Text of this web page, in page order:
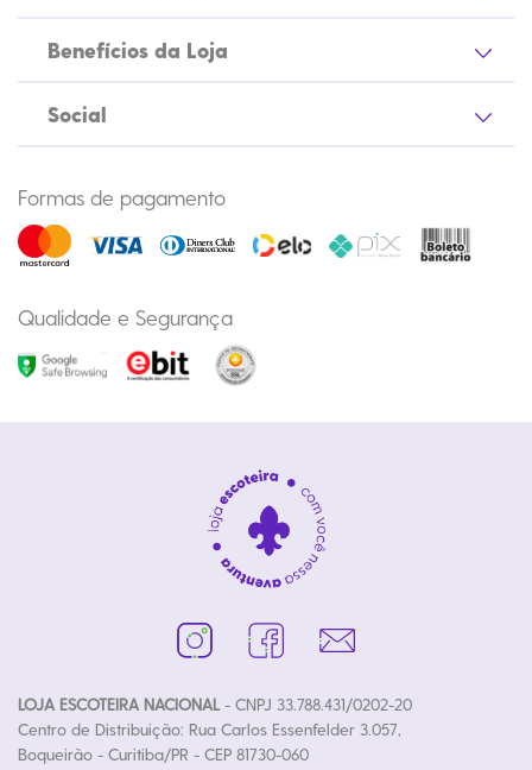
Benefícios da Loja
Social
Formas de pagamento
Qualidade e Segurança
LOJA ESCOTEIRA NACIONAL- CNPJ 33.788.431/0202-20
Centro de Distribuição: Rua Carlos Essenfelder 3.057,
Boqueirão - Curitiba/PR - CEP 81730-060